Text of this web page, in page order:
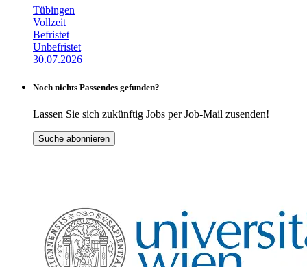
Tübingen
Vollzeit
Befristet
Unbefristet
30.07.2026
Noch nichts Passendes gefunden?
Lassen Sie sich zukünftig Jobs per Job-Mail zusenden!
Suche abonnieren